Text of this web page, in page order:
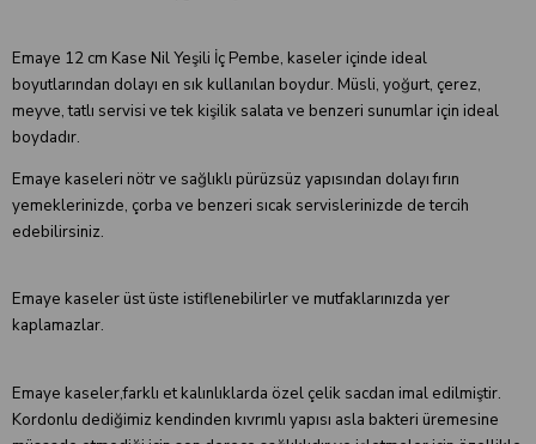
Emaye 12 cm Kase Nil Yeşili İç Pembe, kaseler içinde ideal
boyutlarından dolayı en sık kullanılan boydur. Müsli, yoğurt, çerez,
meyve, tatlı servisi ve tek kişilik salata ve benzeri sunumlar için ideal
boydadır.
Emaye kaseleri nötr ve sağlıklı pürüzsüz yapısından dolayı fırın
yemeklerinizde, çorba ve benzeri sıcak servislerinizde de tercih
edebilirsiniz.
Emaye kaseler üst üste istiflenebilirler ve mutfaklarınızda yer
kaplamazlar.
Emaye kaseler,farklı et kalınlıklarda özel çelik sacdan imal edilmiştir.
Kordonlu dediğimiz kendinden kıvrımlı yapısı asla bakteri üremesine